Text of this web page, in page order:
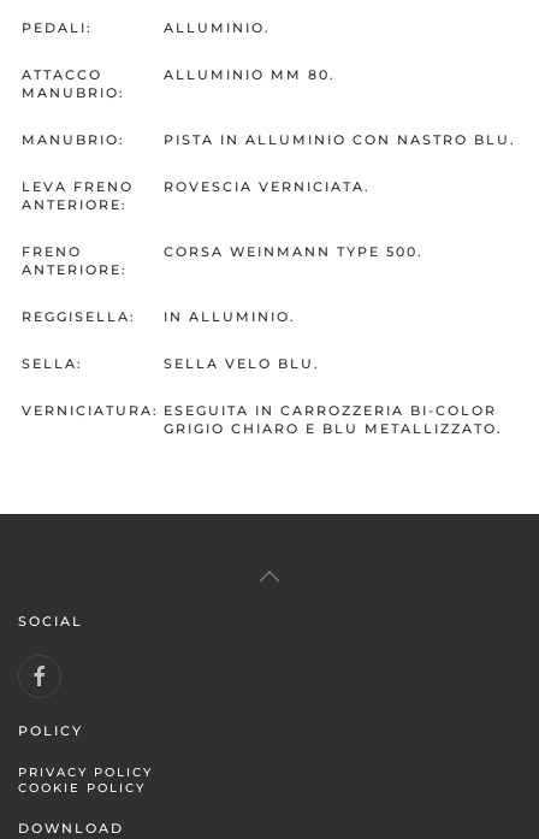
PEDALI: ALLUMINIO.
ATTACCO
MANUBRIO:
ALLUMINIO MM 80.
MANUBRIO: PISTA IN ALLUMINIO CON NASTRO BLU.
LEVA FRENO
ANTERIORE:
ROVESCIA VERNICIATA.
FRENO
ANTERIORE:
CORSA WEINMANN TYPE 500.
REGGISELLA: IN ALLUMINIO.
SELLA: SELLA VELO BLU.
VERNICIATURA: ESEGUITA IN CARROZZERIA BI-COLOR
GRIGIO CHIARO E BLU METALLIZZATO.
SOCIAL
POLICY
PRIVACY POLICY
COOKIE POLICY
DOWNLOAD